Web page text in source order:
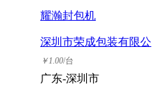
耀瀚封包机
深圳市荣成包装有限公
司
￥1.00/台
广东-深圳市